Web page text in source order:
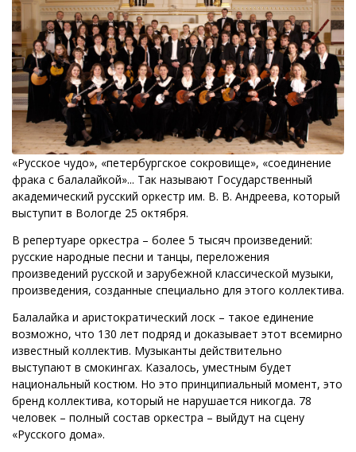
«Русское чудо», «петербургское сокровище», «соединение
фрака с балалайкой»... Так называют Государственный
академический русский оркестр им. В. В. Андреева, который
выступит в Вологде 25 октября.
В репертуаре оркестра – более 5 тысяч произведений:
русские народные песни и танцы, переложения
произведений русской и зарубежной классической музыки,
произведения, созданные специально для этого коллектива.
Балалайка и аристократический лоск – такое единение
возможно, что 130 лет подряд и доказывает этот всемирно
известный коллектив. Музыканты действительно
выступают в смокингах. Казалось, уместным будет
национальный костюм. Но это принципиальный момент, это
бренд коллектива, который не нарушается никогда. 78
человек – полный состав оркестра – выйдут на сцену
«Русского дома».